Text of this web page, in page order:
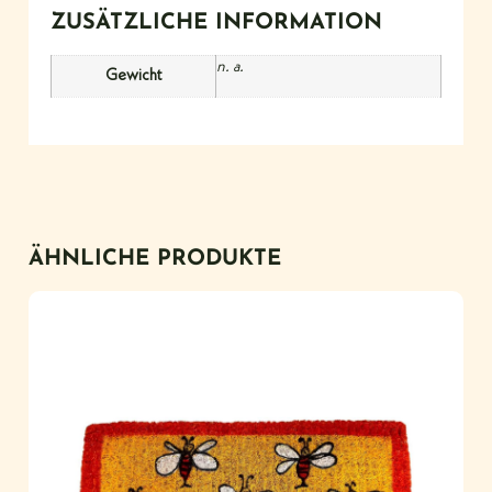
ZUSÄTZLICHE INFORMATION
Gewicht
n. a.
ÄHNLICHE PRODUKTE